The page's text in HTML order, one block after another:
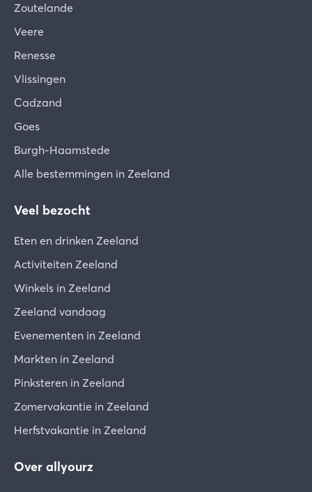
Zoutelande
Veere
Renesse
Vlissingen
Cadzand
Goes
Burgh-Haamstede
Alle bestemmingen in Zeeland
Veel bezocht
Eten en drinken Zeeland
Activiteiten Zeeland
Winkels in Zeeland
Zeeland vandaag
Evenementen in Zeeland
Markten in Zeeland
Pinksteren in Zeeland
Zomervakantie in Zeeland
Herfstvakantie in Zeeland
Over allyourz